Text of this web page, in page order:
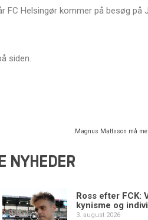
FC Helsingør kommer på besøg på
siden.
Magnus Mattsson må
NYHEDER
Ross efter FCK:
kynisme og
3. august 2026